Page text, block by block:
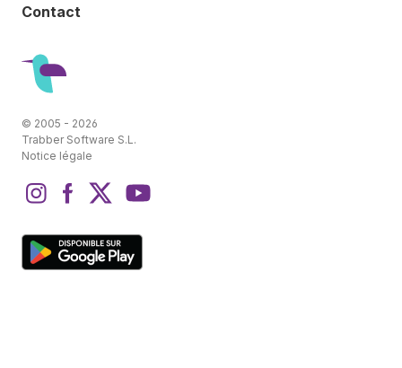
Contact
© 2005 - 2026
Trabber Software S.L.
Notice légale